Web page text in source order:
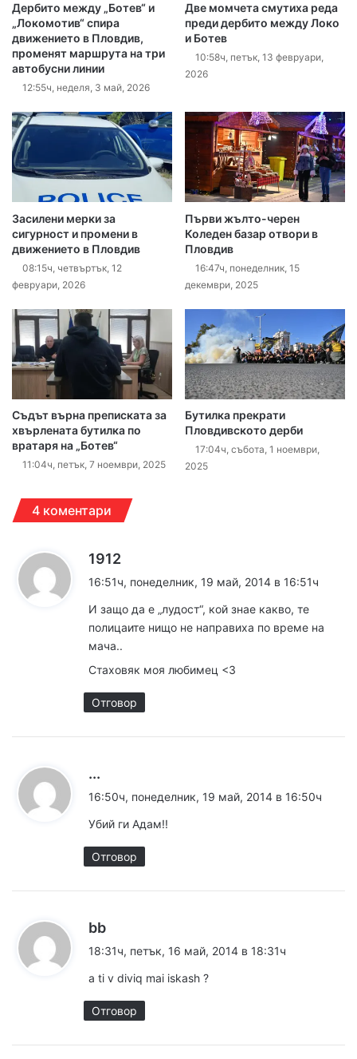
Дербито между „Ботев“ и
„Локомотив“ спира
движението в Пловдив,
променят маршрута на три
автобусни линии
12:55ч, неделя, 3 май, 2026
Две момчета смутиха реда
преди дербито между Локо
и Ботев
10:58ч, петък, 13 февруари,
2026
Засилени мерки за
сигурност и промени в
движението в Пловдив
08:15ч, четвъртък, 12
февруари, 2026
Първи жълто-черен
Коледен базар отвори в
Пловдив
16:47ч, понеделник, 15
декември, 2025
Съдът върна преписката за
хвърлената бутилка по
вратаря на „Ботев“
11:04ч, петък, 7 ноември, 2025
Бутилка прекрати
Пловдивското дерби
17:04ч, събота, 1 ноември,
2025
4 коментари
1912
а
:
16:51ч, понеделник, 19 май, 2014 в 16:51ч
И защо да е „лудост“, кой знае какво, те
полицаите нищо не направиха по време на
мача..
Стаховяк моя любимец <3
Отговор
...
а
а
:
16:50ч, понеделник, 19 май, 2014 в 16:50ч
Убий ги Адам!!
Отговор
bb
а
а
:
18:31ч, петък, 16 май, 2014 в 18:31ч
a ti v diviq mai iskash ?
Отговор